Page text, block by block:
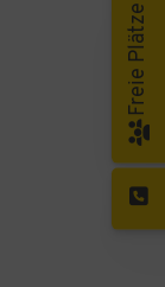
Freie Plätze